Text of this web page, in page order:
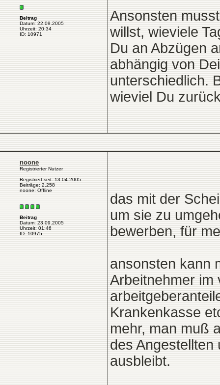
Beitrag
Datum: 22.09.2005
Uhrzeit: 20:34
ID: 10971
Ansonsten
willst, wieviele
Du an Abzügen
abhängig von
unterschiedlich.
wieviel Du
noone
Registrierter Nutzer
Registriert seit: 13.04.2005
Beiträge: 2.258
noone: Offline
Beitrag
Datum: 23.09.2005
Uhrzeit: 01:46
ID: 10975
das mit der
um sie zu
bewerben, für
ansonsten kann
Arbeitnehmer im
Krankenkasse
mehr, man muß
des
ausbleibt.